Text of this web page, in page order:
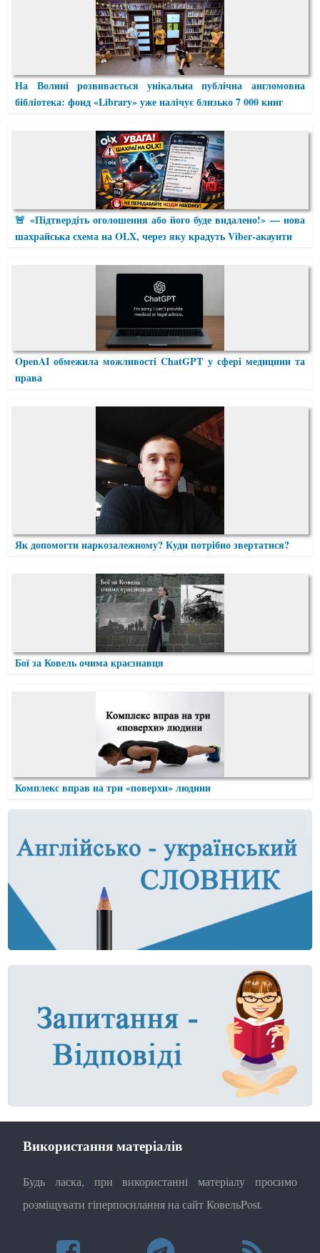
На Волині розвивається унікальна публічна англомовна
бібліотека: фонд «Library» уже налічує близько 7 000 книг
🚨 «Підтвердіть оголошення або його буде видалено!» — нова
шахрайська схема на OLX, через яку крадуть Viber-акаунти
OpenAI обмежила можливості ChatGPT у сфері медицини та
права
Як допомогти наркозалежному? Куди потрібно звертатися?
Бої за Ковель очима краєзнавця
Комплекс вправ на три «поверхи» людини
Використання матеріалів
Будь ласка, при використанні матеріалу просимо
розміщувати гіперпосилання на сайт КовельPost.